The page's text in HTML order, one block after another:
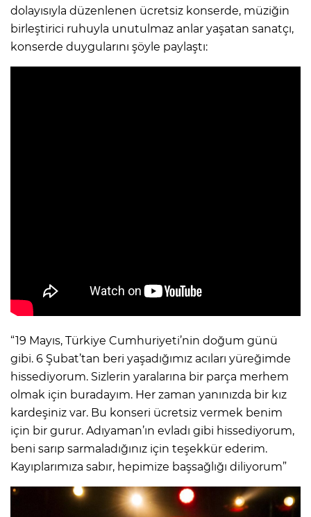
dolayısıyla düzenlenen ücretsiz konserde, müziğin
birleştirici ruhuyla unutulmaz anlar yaşatan sanatçı,
konserde duygularını şöyle paylaştı:
“19 Mayıs, Türkiye Cumhuriyeti’nin doğum günü
gibi. 6 Şubat’tan beri yaşadığımız acıları yüreğimde
hissediyorum. Sizlerin yaralarına bir parça merhem
olmak için buradayım. Her zaman yanınızda bir kız
kardeşiniz var. Bu konseri ücretsiz vermek benim
için bir gurur. Adıyaman’ın evladı gibi hissediyorum,
beni sarıp sarmaladığınız için teşekkür ederim.
Kayıplarımıza sabır, hepimize başsağlığı diliyorum”